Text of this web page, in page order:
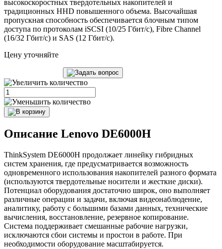
высокоскоростных твердотельных накопителей и
традиционных HHD повышенного объема. Высочайшая
пропускная способность обеспечивается блочным типом
доступа по протоколам iSCSI (10/25 Гбит/с), Fibre Channel
(16/32 Гбит/с) и SAS (12 Гбит/с).
Цену уточняйте
Описание Lenovo DE6000H
ThinkSystem DE6000H продолжает линейку гибридных
систем хранения, где предусматривается возможность
одновременного использования накопителей разного формата
(используются твердотельные носители и жесткие диски).
Потенциал оборудования достаточно широк, оно выполняет
различные операции и задачи, включая видеонаблюдение,
аналитику, работу с большими базами данных, технические
вычисления, восстановление, резервное копирование.
Система поддерживает смешанные рабочие нагрузки,
исключаются сбои системы и простои в работе. При
необходимости оборудование масштабируется.